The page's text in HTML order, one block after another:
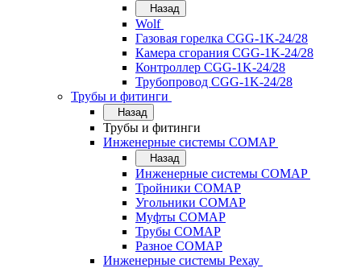
Назад
Wolf
Газовая горелка CGG-1K-24/28
Камера сгорания CGG-1K-24/28
Контроллер CGG-1K-24/28
Трубопровод CGG-1K-24/28
Трубы и фитинги
Назад
Трубы и фитинги
Инженерные системы COMAP
Назад
Инженерные системы COMAP
Тройники COMAP
Угольники COMAP
Муфты COMAP
Трубы COMAP
Разное COMAP
Инженерные системы Рехау